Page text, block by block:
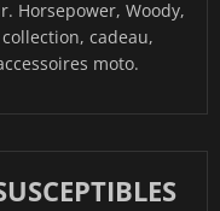
Horsepower, Woody,
cadeau,
moto.